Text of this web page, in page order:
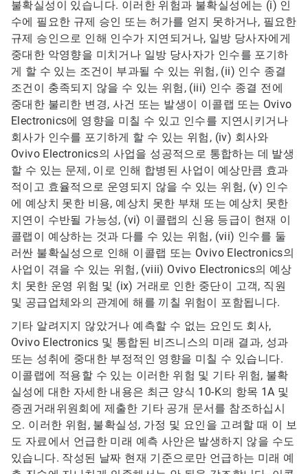
불확실성이 있습니다. 이러한 위험과 불확실성에는 (i) 인
수에 필요한 규제 승인 또는 허가를 얻지 못하거나, 필요한
규제 승인으로 인해 인수가 지연되거나, 일방 당사자에게
중대한 악영향을 미치거나 일방 당사자가 인수를 포기하
게 할 수 있는 조건이 부과될 수 있는 위험, (ii) 인수 종결
조건이 충족되지 않을 수 있는 위험, (iii) 인수 종결 전에
중대한 불리한 변경, 사건 또는 발생이 이콜랩 또는 Ovivo
Electronics에 영향을 미칠 수 있고 인수를 지연시키거나
회사가 인수를 포기하게 할 수 있는 위험, (iv) 회사와
Ovivo Electronics의 사업을 성공적으로 통합하는 데 발생
할 수 있는 문제, 이로 인해 합병된 사업이 예상만큼 효과
적이고 효율적으로 운영되지 않을 수 있는 위험, (v) 인수
에 예상치 못한 비용, 예상치 못한 부채 또는 예상치 못한
지연이 수반될 가능성, (vi) 이콜랩의 신용 등급이 현재 이
콜랩이 예상하는 것과 다를 수 있는 위험, (vii) 인수를 둘
러싼 불확실성으로 인해 이콜랩 또는 Ovivo Electronics의
사업이 겪을 수 있는 위험, (viii) Ovivo Electronics의 예상
치 못한 운영 위험 및 (ix) 거래로 인한 중단이 고객, 직원
및 공급업체와의 관계에 해를 끼칠 위험이 포함됩니다.
기타 알려지지 않았거나 예측할 수 없는 요인도 회사,
Ovivo Electronics 및 통합된 비즈니스의 미래 결과, 성과
또는 성취에 중대한 부정적인 영향을 미칠 수 있습니다.
이콜랩에 적용할 수 있는 이러한 위험 및 기타 위험, 불확
실성에 대한 자세한 내용은 최근 양식 10-K의 항목 1A 및
증권거래위원회에 제출한 기타 공개 문서를 참조하십시
오. 이러한 위험, 불확실성, 가정 및 요인을 고려할 때 이 보
도 자료에서 언급한 미래 예측 사안은 발생하지 않을 수도
있습니다. 작성된 날짜 현재 기준으로만 언급하는 미래 예